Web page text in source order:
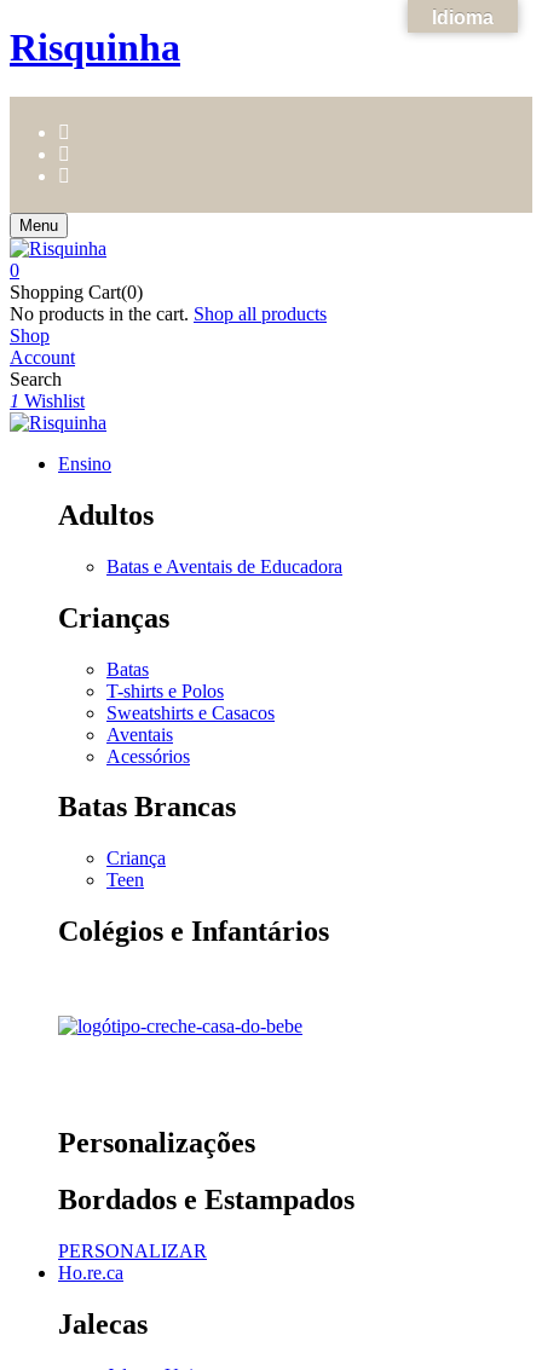
Risquinha
Menu
0
Shopping Cart(0)
No products in the cart. Shop all products
Shop
Account
Search
1 Wishlist
Ensino
Adultos
Batas e Aventais de Educadora
Crianças
Batas
T-shirts e Polos
Sweatshirts e Casacos
Aventais
Acessórios
Batas Brancas
Criança
Teen
Colégios e Infantários
Personalizações
Bordados e Estampados
PERSONALIZAR
Ho.re.ca
Jalecas
Idioma